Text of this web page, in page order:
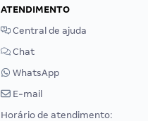
ATENDIMENTO
Central de ajuda
Chat
WhatsApp
E-mail
Horário de atendimento: